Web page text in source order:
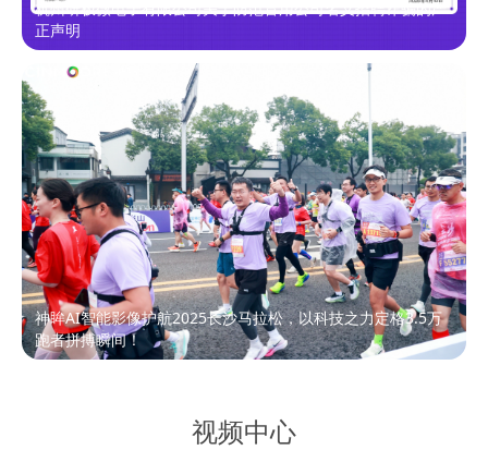
杭州研极微电子有限公司关于防范冒用公司名义招聘诈骗的严
正声明
神眸AI智能影像护航2025长沙马拉松，以科技之力定格3.5万
跑者拼搏瞬间！
视频中心